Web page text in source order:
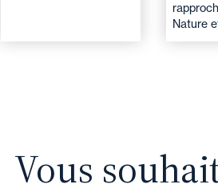
Nature
Vous